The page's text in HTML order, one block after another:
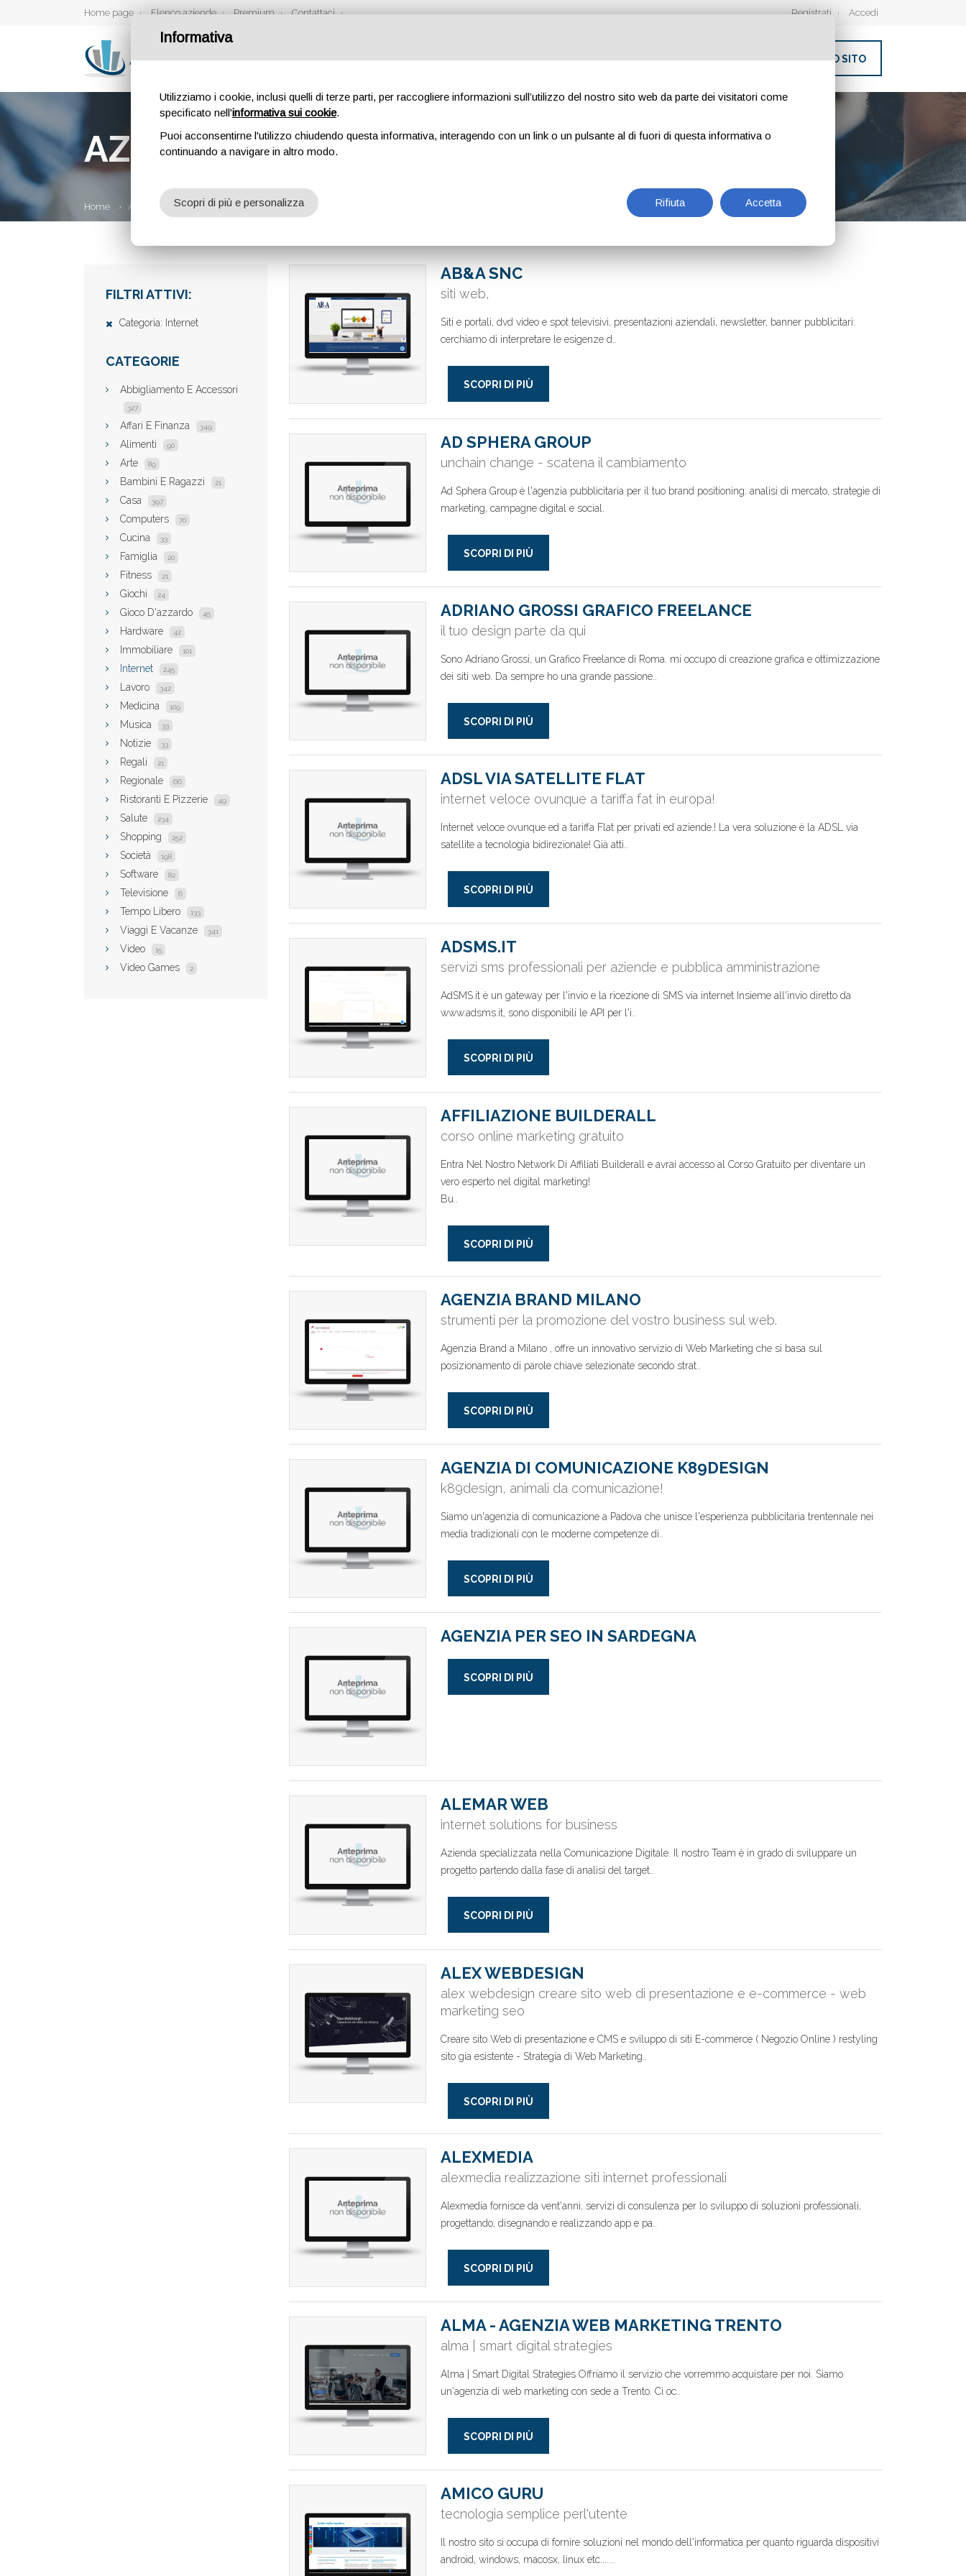
Home page Elenco aziende Premium Contattaci Registrati Accedi
INSERISCI IL TUO SITO
AZIENDE
Home Aziende
FILTRI ATTIVI:
Categoria: Internet
CATEGORIE
Abbigliamento E Accessori
327
Affari E Finanza 349
Alimenti 90
Arte 89
Bambini E Ragazzi 21
Casa 397
Computers 70
Cucina 33
Famiglia 20
Fitness 21
Giochi 24
Gioco D'azzardo 45
Hardware 42
Immobiliare 101
Internet 245
Lavoro 342
Medicina 109
Musica 33
Notizie 33
Regali 21
Regionale 66
Ristoranti E Pizzerie 49
Salute 234
Shopping 252
Società 198
Software 82
Televisione 6
Tempo Libero 133
Viaggi E Vacanze 341
Video 15
Video Games 2
AB&A SNC
siti web,
Siti e portali, dvd video e spot televisivi, presentazioni aziendali, newsletter, banner pubblicitari:
cerchiamo di interpretare le esigenze d..
SCOPRI DI PIÙ
AD SPHERA GROUP
unchain change - scatena il cambiamento
Ad Sphera Group è l'agenzia pubblicitaria per il tuo brand positioning: analisi di mercato, strategie di
marketing, campagne digital e social.
SCOPRI DI PIÙ
ADRIANO GROSSI GRAFICO FREELANCE
il tuo design parte da qui
Sono Adriano Grossi, un Grafico Freelance di Roma. mi occupo di creazione grafica e ottimizzazione
dei siti web. Da sempre ho una grande passione..
SCOPRI DI PIÙ
ADSL VIA SATELLITE FLAT
internet veloce ovunque a tariffa fat in europa!
Internet veloce ovunque ed a tariffa Flat per privati ed aziende.! La vera soluzione è la ADSL via
satellite a tecnologia bidirezionale! Già atti..
SCOPRI DI PIÙ
ADSMS.IT
servizi sms professionali per aziende e pubblica amministrazione
AdSMS.it è un gateway per l'invio e la ricezione di SMS via internet Insieme all'invio diretto da
www.adsms.it, sono disponibili le API per l'i..
SCOPRI DI PIÙ
AFFILIAZIONE BUILDERALL
corso online marketing gratuito
Entra Nel Nostro Network Di Affiliati Builderall e avrai accesso al Corso Gratuito per diventare un
vero esperto nel digital marketing!
Bu..
SCOPRI DI PIÙ
AGENZIA BRAND MILANO
strumenti per la promozione del vostro business sul web.
Agenzia Brand a Milano , offre un innovativo servizio di Web Marketing che si basa sul
posizionamento di parole chiave selezionate secondo strat..
SCOPRI DI PIÙ
AGENZIA DI COMUNICAZIONE K89DESIGN
k89design, animali da comunicazione!
Siamo un'agenzia di comunicazione a Padova che unisce l'esperienza pubblicitaria trentennale nei
media tradizionali con le moderne competenze di..
SCOPRI DI PIÙ
AGENZIA PER SEO IN SARDEGNA
SCOPRI DI PIÙ
ALEMAR WEB
internet solutions for business
Azienda specializzata nella Comunicazione Digitale. Il nostro Team è in grado di sviluppare un
progetto partendo dalla fase di analisi del target..
SCOPRI DI PIÙ
ALEX WEBDESIGN
alex webdesign creare sito web di presentazione e e-commerce - web
marketing seo
Creare sito Web di presentazione e CMS e sviluppo di siti E-commerce ( Negozio Online ) restyling
sito gia esistente - Strategia di Web Marketing..
SCOPRI DI PIÙ
ALEXMEDIA
alexmedia realizzazione siti internet professionali
Alexmedia fornisce da vent'anni, servizi di consulenza per lo sviluppo di soluzioni professionali,
progettando, disegnando e realizzando app e pa..
SCOPRI DI PIÙ
ALMA - AGENZIA WEB MARKETING TRENTO
alma | smart digital strategies
Alma | Smart Digital Strategies Offriamo il servizio che vorremmo acquistare per noi. Siamo
un'agenzia di web marketing con sede a Trento. Ci oc..
SCOPRI DI PIÙ
AMICO GURU
tecnologia semplice perl'utente
Il nostro sito si occupa di fornire soluzioni nel mondo dell'informatica per quanto riguarda dispositivi
android, windows, macosx, linux etc.......
Informativa
Utilizziamo i cookie, inclusi quelli di terze parti, per raccogliere informazioni sull’utilizzo del nostro sito web da parte dei visitatori come
specificato nell'informativa sui cookie.
Puoi acconsentirne l'utilizzo chiudendo questa informativa, interagendo con un link o un pulsante al di fuori di questa informativa o
continuando a navigare in altro modo.
Rifiuta Accetta
Scopri di più e personalizza